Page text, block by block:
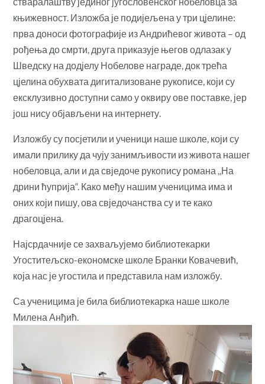
књижевност. Изложба је подијељена у три цјелине:
прва доноси фотографије из Андрићевог живота – од
рођења до смрти, друга приказује његов одлазак у
Шведску на дод‌јелу Нобелове награде, док трећа
цјелина обухвата дигитализоване рукописе, који су
ексклузивно доступни само у оквиру ове поставке, јер
још нису објављени на интернету.
Изложбу су посјетили и ученици наше школе, који су
имали прилику да чују занимљивости из живота нашег
нобеловца, али и да свједоче рукопису романа ,,На
дрини ћуприја“. Како међу нашим ученицима има и
оних који пишу, ова свједочанства су и те како
драгоцјена.
Најсрдачније се захваљујемо библиотекарки
Угоститељско-економске школе Бранки Ковачевић,
која нас је угостила и представила нам изложбу.
Са ученицима је била библиотекарка наше школе
Милена Анђић.